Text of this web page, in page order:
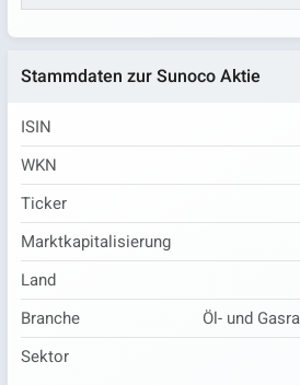
Stammdaten zur Sunoco Aktie
ISIN
WKN
Ticker
Marktkapitalisierung
Land
Branche
Öl- und
Sektor